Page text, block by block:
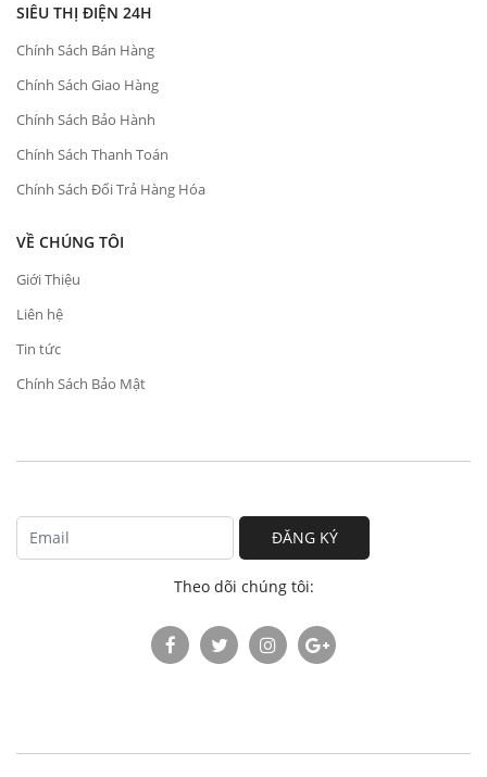
SIÊU THỊ ĐIỆN 24H
Chính Sách Bán Hàng
Chính Sách Giao Hàng
Chính Sách Bảo Hành
Chính Sách Thanh Toán
Chính Sách Đổi Trả Hàng Hóa
VỀ CHÚNG TÔI
Giới Thiệu
Liên hệ
Tin tức
Chính Sách Bảo Mật
ĐĂNG KÝ
Theo dõi chúng tôi: